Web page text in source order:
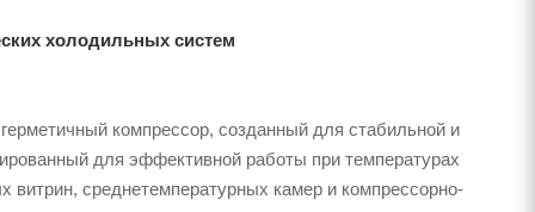
холодильных систем
компрессор, созданный для стабильной и
для эффективной работы при температурах
среднетемпературных камер и компрессорно-